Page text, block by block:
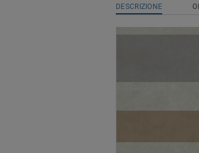
DESCRIZIONE